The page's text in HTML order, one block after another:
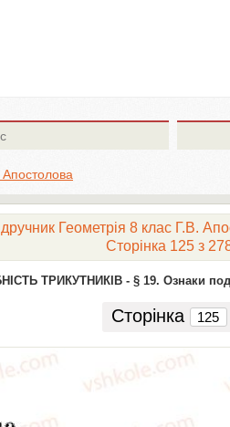
Апостолова
Геометрія 8 клас Г.В.
Сторінка 125 з
ТРИКУТНИКІВ - § 19. Ознаки
Сторінка